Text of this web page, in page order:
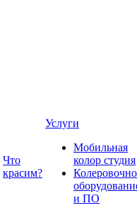
Что
красим?
Услуги
Мобильная
колор студия
и ПО